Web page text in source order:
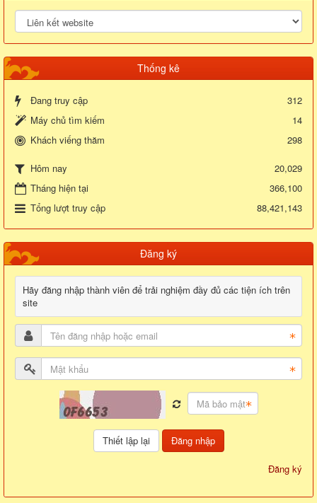
Thống kê
Đang truy cập
312
Máy chủ tìm kiếm
14
Khách viếng thăm
298
Hôm nay
20,029
Tháng hiện tại
366,100
Tổng lượt truy cập
88,421,143
Đăng ký
Hãy đăng nhập thành viên để trải nghiệm đầy đủ các tiện ích trên
site
Đăng nhập
Đăng ký